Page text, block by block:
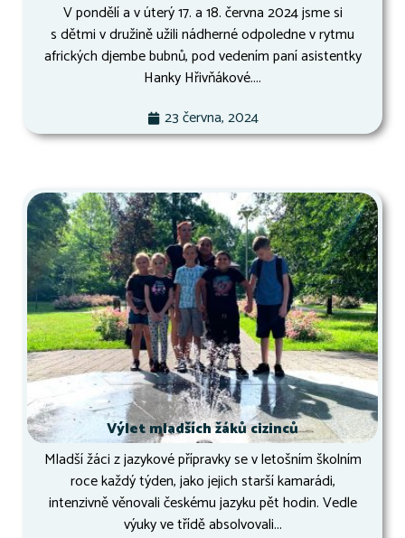
V pondělí a v úterý 17. a 18. června 2024 jsme si
s dětmi v družině užili nádherné odpoledne v rytmu
afrických djembe bubnů, pod vedením paní asistentky
Hanky Hřivňákové....
23 června, 2024
Výlet mladších žáků cizinců
Mladší žáci z jazykové přípravky se v letošním školním
roce každý týden, jako jejich starší kamarádi,
intenzivně věnovali českému jazyku pět hodin. Vedle
výuky ve třídě absolvovali...